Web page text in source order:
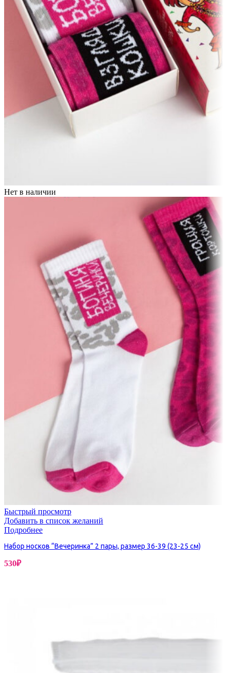
Нет в наличии
Быстрый просмотр
Добавить в список желаний
Подробнее
Набор носков “Вечеринка” 2 пары, размер 36-39 (23-25 см)
530₽